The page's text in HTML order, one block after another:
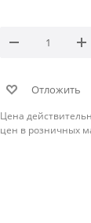
Отложить
Цена
цен в розничных